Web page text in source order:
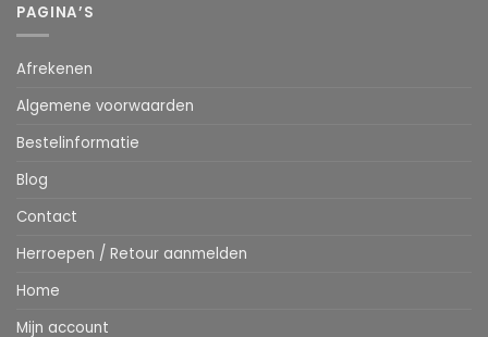
PAGINA’S
Afrekenen
Algemene voorwaarden
Bestelinformatie
Blog
Contact
Herroepen / Retour aanmelden
Home
Mijn account